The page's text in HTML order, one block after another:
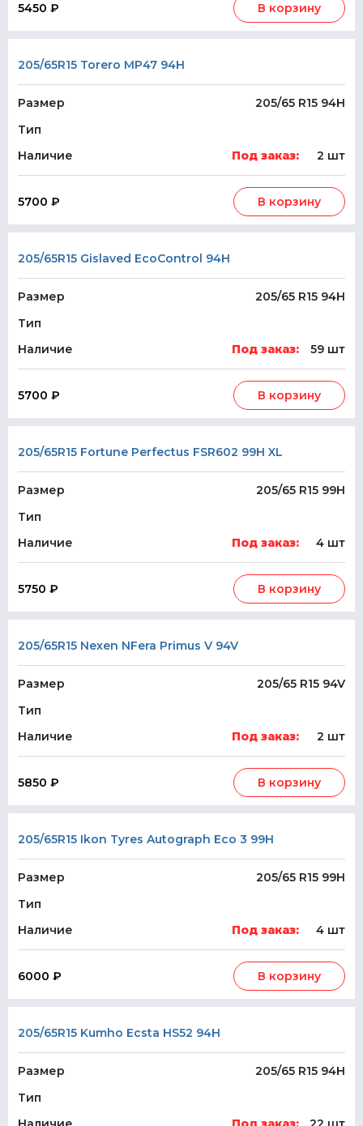
5450 ₽ В корзину
205/65R15 Torero MP47 94H
Размер
205/65 R15 94H
Тип
Наличие
Под заказ: 2 шт
5700 ₽ В корзину
205/65R15 Gislaved EcoControl 94H
Размер
205/65 R15 94H
Тип
Наличие
Под заказ: 59 шт
5700 ₽ В корзину
205/65R15 Fortune Perfectus FSR602 99H XL
Размер
205/65 R15 99H
Тип
Наличие
Под заказ: 4 шт
5750 ₽ В корзину
205/65R15 Nexen NFera Primus V 94V
Размер
205/65 R15 94V
Тип
Наличие
Под заказ: 2 шт
5850 ₽ В корзину
205/65R15 Ikon Tyres Autograph Eco 3 99H
Размер
205/65 R15 99H
Тип
Наличие
Под заказ: 4 шт
6000 ₽ В корзину
205/65R15 Kumho Ecsta HS52 94H
Размер
205/65 R15 94H
Тип